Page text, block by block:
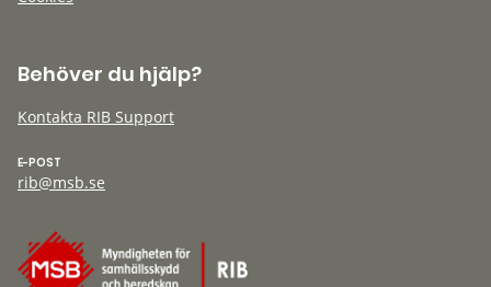
Behöver du hjälp?
Kontakta RIB Support
E-POST
rib@msb.se